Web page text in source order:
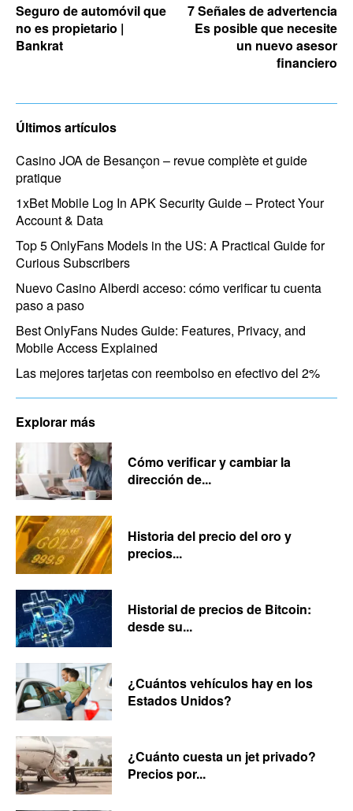
Seguro de automóvil que
no es propietario |
Bankrat
7 Señales de advertencia
Es posible que necesite
un nuevo asesor
financiero
Últimos artículos
Casino JOA de Besançon – revue complète et guide
pratique
1xBet Mobile Log In APK Security Guide – Protect Your
Account & Data
Top 5 OnlyFans Models in the US: A Practical Guide for
Curious Subscribers
Nuevo Casino Alberdi acceso: cómo verificar tu cuenta
paso a paso
Best OnlyFans Nudes Guide: Features, Privacy, and
Mobile Access Explained
Las mejores tarjetas con reembolso en efectivo del 2%
Explorar más
Cómo verificar y cambiar la
dirección de...
Historia del precio del oro y
precios...
Historial de precios de Bitcoin:
desde su...
¿Cuántos vehículos hay en los
Estados Unidos?
¿Cuánto cuesta un jet privado?
Precios por...